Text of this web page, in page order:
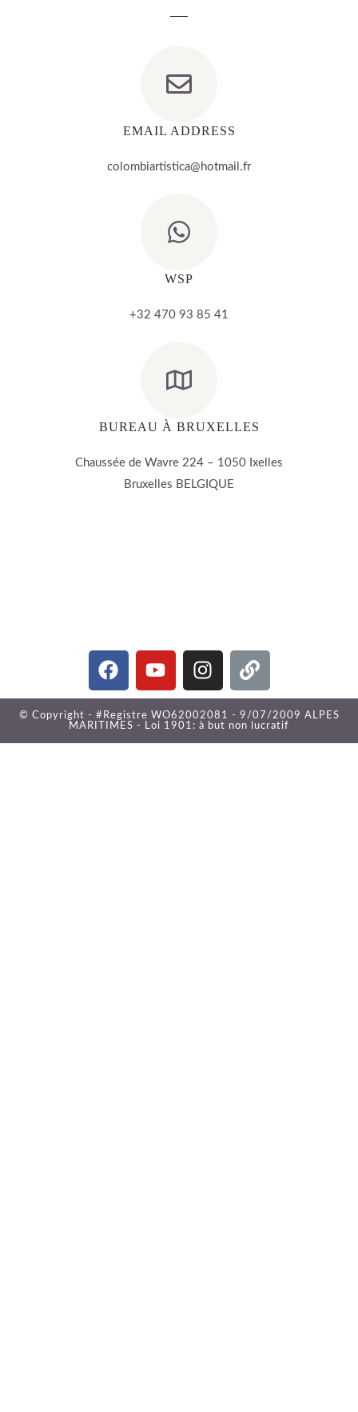
EMAIL ADDRESS
colombiartistica@hotmail.fr
WSP
+32 470 93 85 41
BUREAU À BRUXELLES
Chaussée de Wavre 224 – 1050 Ixelles
Bruxelles BELGIQUE
© Copyright - #Registre WO62002081 - 9/07/2009 ALPES
MARITIMES - Loi 1901: à but non lucratif